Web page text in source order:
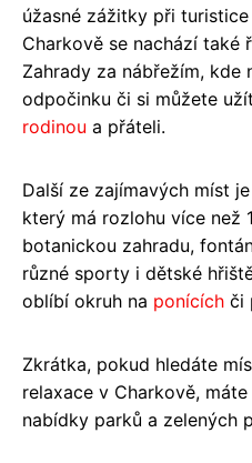
úžasné zážitky při
Charkově se nachází také
Zahrady za nábřežím, kde
odpočinku či si můžete
rodinou a přáteli.
Další ze zajímavých míst
který má rozlohu více než
botanickou zahradu,
různé sporty i dětské
oblíbí okruh na ponících či
Zkrátka, pokud hledáte
relaxace v Charkově,
nabídky parků a zelených